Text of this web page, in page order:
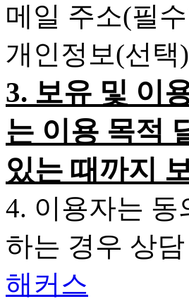
메일 주소(필
개인정보(선택)
3. 보유 및 이
는 이용 목적
있는 때까지
4. 이용자는
하는 경우 상
해커스